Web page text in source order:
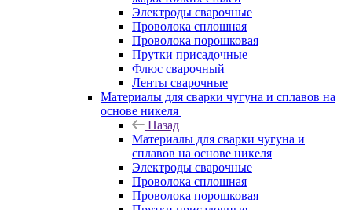
Электроды сварочные
Проволока сплошная
Проволока порошковая
Прутки присадочные
Флюс сварочный
Ленты сварочные
Материалы для сварки чугуна и сплавов на
основе никеля
Назад
Материалы для сварки чугуна и
сплавов на основе никеля
Электроды сварочные
Проволока сплошная
Проволока порошковая